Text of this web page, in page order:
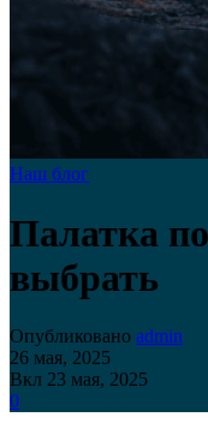
Наш блог
Палатка
выбрать
Опубликовано admin
26 мая, 2025
Вкл 23 мая, 2025
0